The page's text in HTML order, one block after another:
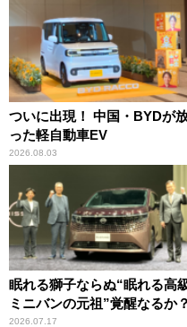
ついに出現！ 中国・BYDが
った軽自動車EV
2026.08.03
眠れる獅子ならぬ“眠れる高
ミニバンの元祖”覚醒なるか？
2026.07.17